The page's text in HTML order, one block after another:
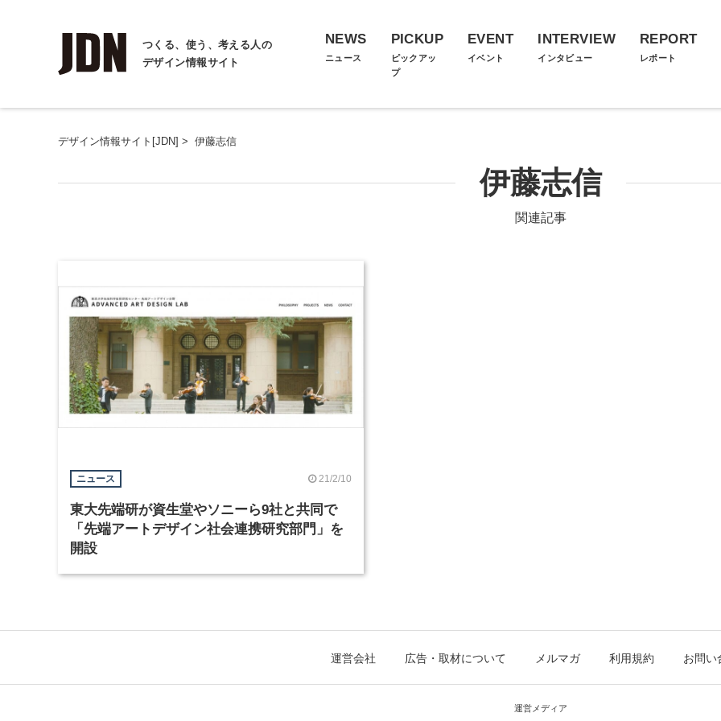
つくる、使う、考える人の
デザイン情報サイト
NEWS
ニュース
PICKUP
ピックアッ
プ
EVENT
イベント
INTERVIEW
インタビュー
REPORT
レポート
デザイン情報サイト[JDN] > 伊藤志信
伊藤志信
関連記事
ニュース 21/2/10
東大先端研が資生堂やソニーら9社と共同で
「先端アートデザイン社会連携研究部門」を
開設
運営会社 広告・取材について メルマガ 利用規約 お問い
運営メディア